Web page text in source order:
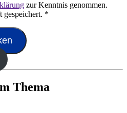
zur Kenntnis genommen.
gespeichert. *
Thema